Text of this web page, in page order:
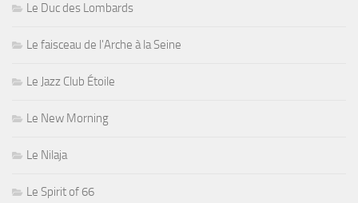
Le Duc des Lombards
Le faisceau de l'Arche à la Seine
Le Jazz Club Étoile
Le New Morning
Le Nilaja
Le Spirit of 66